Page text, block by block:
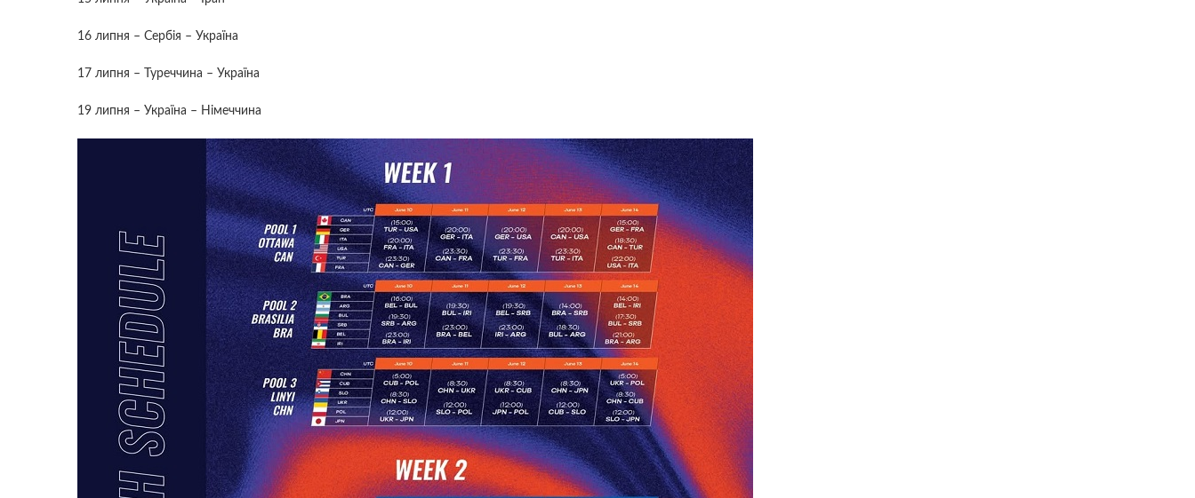
16 липня – Сербія – Україна
17 липня – Туреччина – Україна
19 липня – Україна – Німеччина